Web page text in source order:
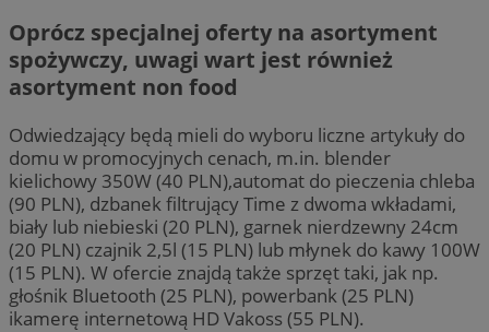
Oprócz specjalnej oferty na asortyment
spożywczy, uwagi wart jest również
asortyment non food
Odwiedzający będą mieli do wyboru liczne artykuły do
domu w promocyjnych cenach, m.in. blender
kielichowy 350W (40 PLN),automat do pieczenia chleba
(90 PLN), dzbanek filtrujący Time z dwoma wkładami,
biały lub niebieski (20 PLN), garnek nierdzewny 24cm
(20 PLN) czajnik 2,5l (15 PLN) lub młynek do kawy 100W
(15 PLN). W ofercie znajdą także sprzęt taki, jak np.
głośnik Bluetooth (25 PLN), powerbank (25 PLN)
ikamerę internetową HD Vakoss (55 PLN).